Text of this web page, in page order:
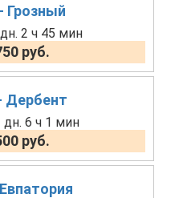
Грозный
2 ч 45 мин
руб.
Дербент
6 ч 1 мин
руб.